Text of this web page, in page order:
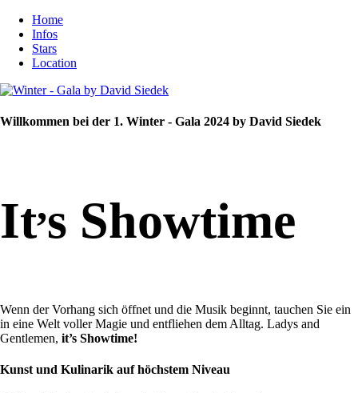
Home
Infos
Stars
Location
Willkommen bei der 1. Winter - Gala 2024 by David Siedek
It,s Showtime
Wenn der Vorhang sich öffnet und die Musik beginnt, tauchen Sie ein
in eine Welt voller Magie und entfliehen dem Alltag. Ladys and
Gentlemen, it’s Showtime!
Kunst und Kulinarik auf höchstem Niveau